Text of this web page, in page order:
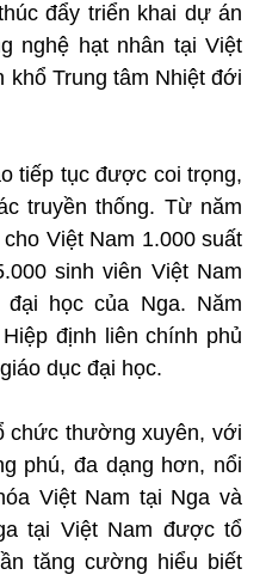
đẩy triển khai dự án
nghệ hạt nhân tại Việt
khổ Trung tâm Nhiệt đới
tiếp tục được coi trọng,
truyền thống. Từ năm
Việt Nam 1.000 suất
sinh viên Việt Nam
học của Nga. Năm
định liên chính phủ
dục đại học.
chức thường xuyên, với
phú, đa dạng hơn, nổi
Việt Nam tại Nga và
tại Việt Nam được tổ
tăng cường hiểu biết